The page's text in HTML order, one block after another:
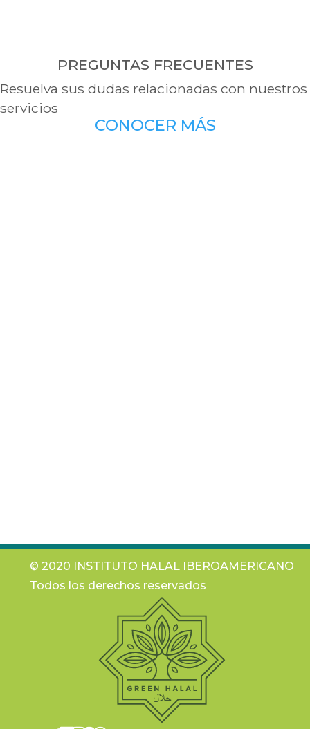
PREGUNTAS FRECUENTES
Resuelva sus dudas relacionadas con nuestros
servicios
CONOCER MÁS
© 2020 INSTITUTO HALAL IBEROAMERICANO
Todos los derechos reservados